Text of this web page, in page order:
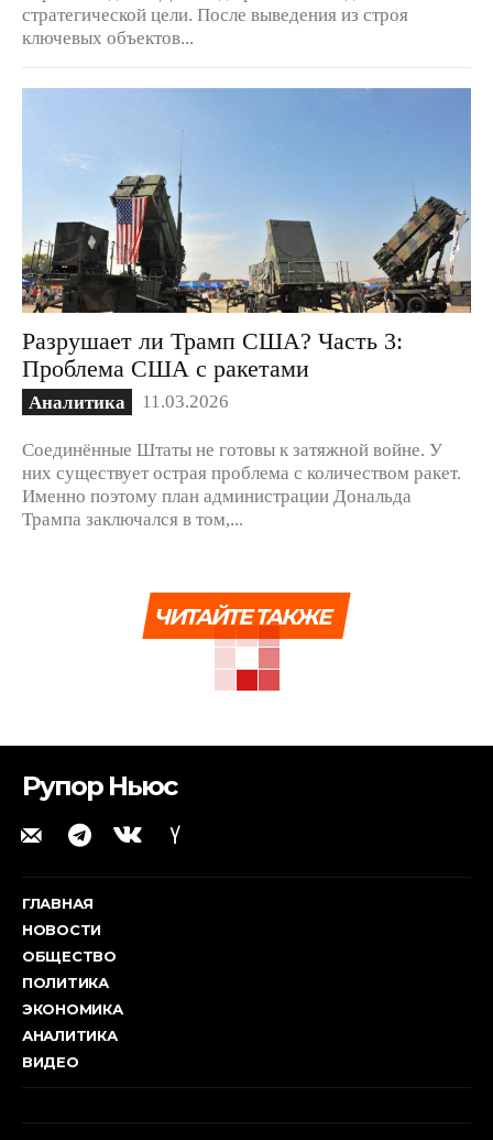
стратегической цели. После выведения из строя
ключевых объектов...
Разрушает ли Трамп США? Часть 3:
Проблема США с ракетами
Аналитика 11.03.2026
Соединённые Штаты не готовы к затяжной войне. У
них существует острая проблема с количеством ракет.
Именно поэтому план администрации Дональда
Трампа заключался в том,...
ЧИТАЙТЕ ТАКЖЕ
Рупор Ньюс
ГЛАВНАЯ
НОВОСТИ
ОБЩЕСТВО
ПОЛИТИКА
ЭКОНОМИКА
АНАЛИТИКА
ВИДЕО